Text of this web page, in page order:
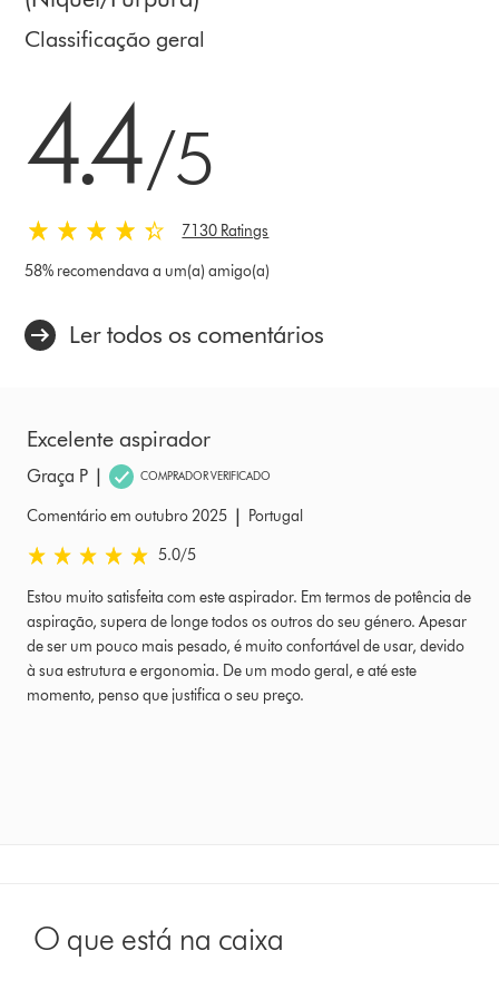
Classificação geral
4.4/5
7130 Ratings
58% recomendava a um(a) amigo(a)
Ler todos os comentários
Excelente aspirador
Graça P | COMPRADOR VERIFICADO
Comentário em outubro 2025 |
Portugal
5.0 estrelas de 5 em Comentário em outubro 2025 Ratings
5.0/5
Estou muito satisfeita com este aspirador. Em termos de potência de
aspiração, supera de longe todos os outros do seu género. Apesar
de ser um pouco mais pesado, é muito confortável de usar, devido
à sua estrutura e ergonomia. De um modo geral, e até este
momento, penso que justifica o seu preço.
O que está na caixa